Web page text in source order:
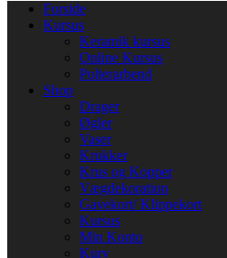
Forside
Kursus
Keramik kursus
Online Kursus
Polterarbend
Shop
Drager
Øgler
Vaser
Krukker
Krus og Kopper
Vægdekoration
Gavekort/ Klippekort
Kursus
Min Konto
Kurv